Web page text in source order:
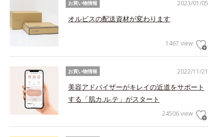
2023/01/05
お買い物情報
オルビスの配送資材が変わります
1467 view
2022/11/21
お買い物情報
美容アドバイザーがキレイの近道をサポート
する「肌カ.ル.テ」がスタート
24506 view